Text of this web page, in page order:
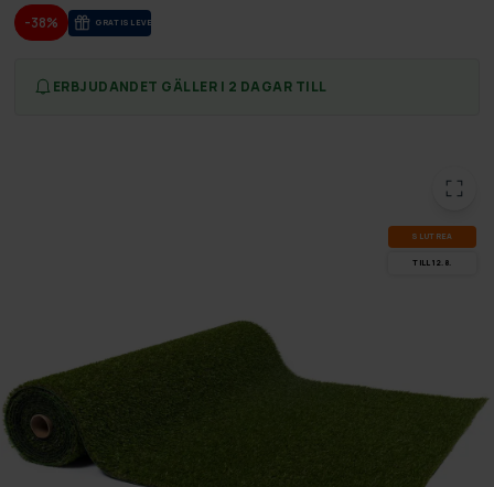
-38% GRA­TIS LE­VE­RANS
ERBJUDANDET GÄLLER I 2 DAGAR TILL
SLUT­REA
TILL 12.8.